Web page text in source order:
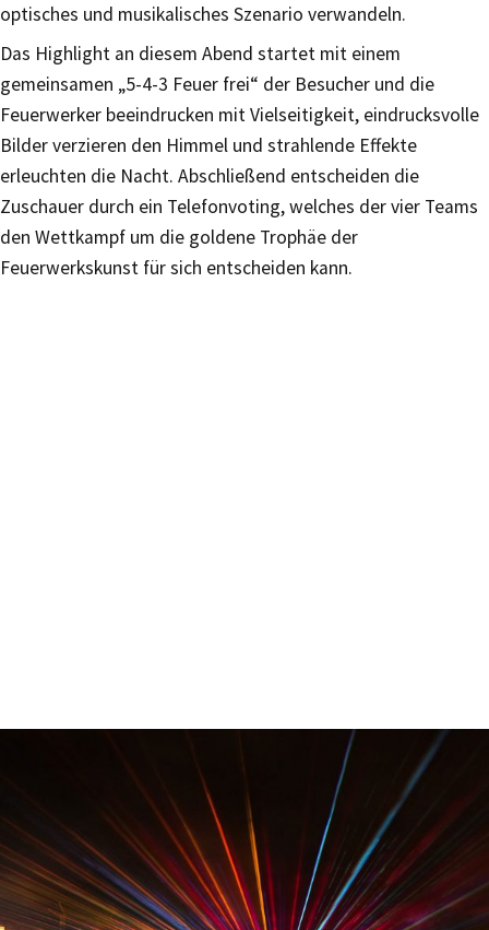
optisches und musikalisches Szenario verwandeln.
Das Highlight an diesem Abend startet mit einem
gemeinsamen „5-4-3 Feuer frei“ der Besucher und die
Feuerwerker beeindrucken mit Vielseitigkeit, eindrucksvolle
Bilder verzieren den Himmel und strahlende Effekte
erleuchten die Nacht. Abschließend entscheiden die
Zuschauer durch ein Telefonvoting, welches der vier Teams
den Wettkampf um die goldene Trophäe der
Feuerwerkskunst für sich entscheiden kann.